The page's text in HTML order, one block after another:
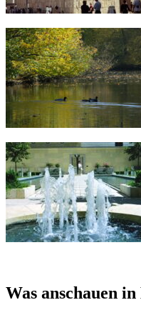
Was anschauen